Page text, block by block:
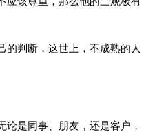
的判断，这世上，不成熟的人
论是同事、朋友，还是客户，